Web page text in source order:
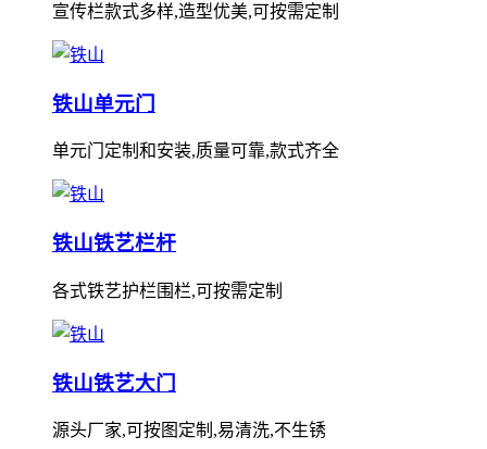
宣传栏款式多样,造型优美,可按需定制
铁山单元门
单元门定制和安装,质量可靠,款式齐全
铁山铁艺栏杆
各式铁艺护栏围栏,可按需定制
铁山铁艺大门
源头厂家,可按图定制,易清洗,不生锈